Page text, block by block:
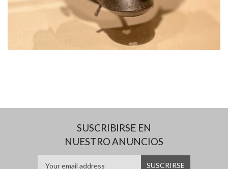
SUSCRIBIRSE EN
NUESTRO ANUNCIOS